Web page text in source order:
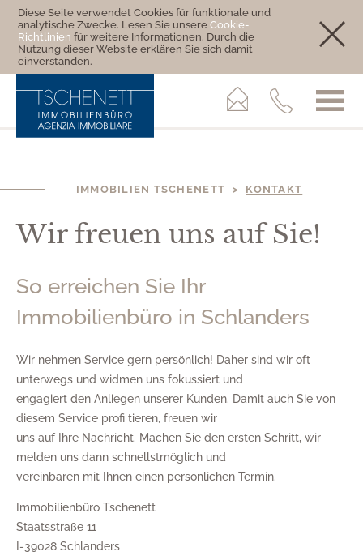
Diese Seite verwendet Cookies für funktionale und
analytische Zwecke. Lesen Sie unsere Cookie-
Richtlinien für weitere Informationen. Durch die
Nutzung dieser Website erklären Sie sich damit
einverstanden.
IMMOBILIEN TSCHENETT > KONTAKT
Wir freuen uns auf Sie!
So erreichen Sie Ihr
Immobilienbüro in Schlanders
Wir nehmen Service gern persönlich! Daher sind wir oft
unterwegs und widmen uns fokussiert und
engagiert den Anliegen unserer Kunden. Damit auch Sie von
diesem Service profi tieren, freuen wir
uns auf Ihre Nachricht. Machen Sie den ersten Schritt, wir
melden uns dann schnellstmöglich und
vereinbaren mit Ihnen einen persönlichen Termin.
Immobilienbüro Tschenett
Staatsstraße 11
I-39028 Schlanders